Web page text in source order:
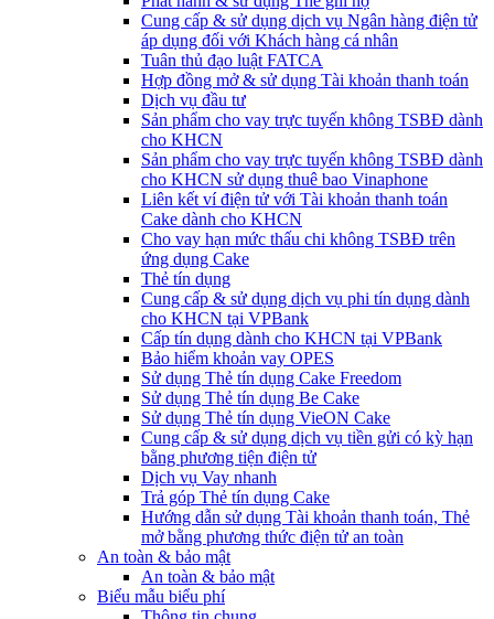
Cung cấp & sử dụng dịch vụ Ngân hàng điện tử
áp dụng đối với Khách hàng cá nhân
Tuân thủ đạo luật FATCA
Hợp đồng mở & sử dụng Tài khoản thanh toán
Dịch vụ đầu tư
Sản phẩm cho vay trực tuyến không TSBĐ dành
cho KHCN
Sản phẩm cho vay trực tuyến không TSBĐ dành
cho KHCN sử dụng thuê bao Vinaphone
Liên kết ví điện tử với Tài khoản thanh toán
Cake dành cho KHCN
Cho vay hạn mức thấu chi không TSBĐ trên
ứng dụng Cake
Thẻ tín dụng
Cung cấp & sử dụng dịch vụ phi tín dụng dành
cho KHCN tại VPBank
Cấp tín dụng dành cho KHCN tại VPBank
Bảo hiểm khoản vay OPES
Sử dụng Thẻ tín dụng Cake Freedom
Sử dụng Thẻ tín dụng Be Cake
Sử dụng Thẻ tín dụng VieON Cake
Cung cấp & sử dụng dịch vụ tiền gửi có kỳ hạn
bằng phương tiện điện tử
Dịch vụ Vay nhanh
Trả góp Thẻ tín dụng Cake
Hướng dẫn sử dụng Tài khoản thanh toán, Thẻ
mở bằng phương thức điện tử an toàn
An toàn & bảo mật
An toàn & bảo mật
Biểu mẫu biểu phí